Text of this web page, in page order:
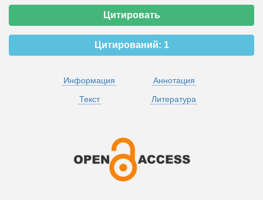
Цитировать
Цитирований: 1
Информация
Аннотация
Текст
Литература